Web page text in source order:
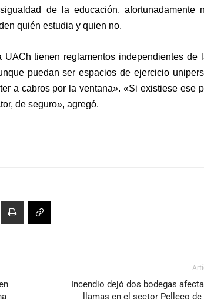
de la educación, afortunadamente
quién estudia y quien no.
UACh tienen reglamentos independientes de
puedan ser espacios de ejercicio
a cabros por la ventana». «Si existiese ese
de seguro», agregó.
Incendio dejó dos bodegas
llamas en el sector Pelleco